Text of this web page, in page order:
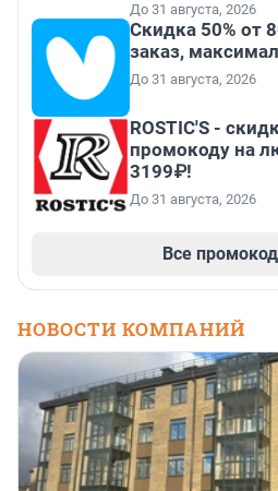
До 31 августа, 2026
Скидка 50% от
заказ,
До 31 августа, 2026
ROSTIC'S -
промокоду на
3199₽!
До 31 августа, 2026
Все
НОВОСТИ КОМПАНИЙ